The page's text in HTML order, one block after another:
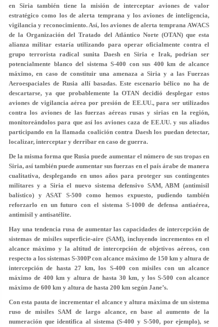
en Siria también tiene la misión de interceptar aviones de valor
estratégico como los de alerta temprana y los aviones de inteligencia,
vigilancia y reconocimiento. Así, los aviones de alerta temprana AWACS
de la Organización del Tratado del Atlántico Norte (OTAN) que esta
alianza militar estaría utilizando para operar oficialmente contra el
grupo terrorista radical sunita Daesh en Siria e Irak, podrían ser
potencialmente blanco del sistema S-400 con sus 400 km de alcance
máximo, en caso de constituir una amenaza a Siria y a las Fuerzas
Aeroespaciales de Rusia allí basadas. Este escenario bélico no ha de
descartarse, ya que probablemente la OTAN decidió desplegar estos
aviones de vigilancia aérea por presión de EE.UU., para ser utilizados
contra los aviones de las fuerzas aéreas rusas y sirias en la región,
monitoreándolos para que así los aviones caza de EE.UU. y sus aliados
participando en la llamada coalición contra Daesh los puedan detectar,
localizar, interceptar y derribar en caso de guerra.
De la misma forma que Rusia puede aumentar el número de sus tropas en
Siria, así también puede aumentar sus fuerzas en el país árabe de manera
cualitativa, desplegando en unos años para proteger sus contingentes
militares y a Siria el nuevo sistema defensivo SAM, ABM (antimisil
balístico) y ASAT S-500 como hemos expuesto, pudiendo también
reforzarlo en un futuro con el sistema S-1000 de defensa antiaérea,
antimisil y antisatélite.
Hay una tendencia rusa de aumentar las capacidades de intercepción de
sistemas de misiles superficie-aire (SAM), incluyendo incrementos en el
alcance máximo y la altitud de intercepción de objetivos aéreos, con
respecto a los sistemas S-300P con alcance máximo de 150 km y altura de
intercepción de hasta 27 km, los S-400 con misiles con un alcance
máximo de 400 km y altura de hasta 30 km, y los S-500 con alcance
máximo de 600 km y altura de hasta 200 km según Jane’s.
Con esta pauta de incrementar el alcance y altura máxima de un sistema
ruso de misiles SAM de largo alcance, en base al aumento de la
numeración que identifica al sistema (S-400 y S-500, por ejemplo), se